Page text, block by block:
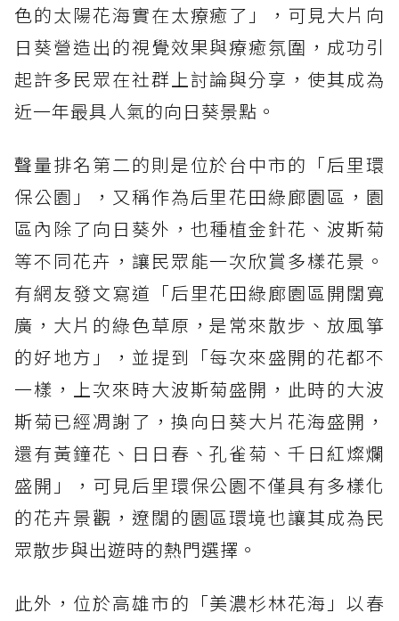
色的太陽花海實在太療癒了」，可見大片向
日葵營造出的視覺效果與療癒氛圍，成功引
起許多民眾在社群上討論與分享，使其成為
近一年最具人氣的向日葵景點。
聲量排名第二的則是位於台中市的「后里環
保公園」，又稱作為后里花田綠廊園區，園
區內除了向日葵外，也種植金針花、波斯菊
等不同花卉，讓民眾能一次欣賞多樣花景。
有網友發文寫道「后里花田綠廊園區開闊寬
廣，大片的綠色草原，是常來散步、放風箏
的好地方」，並提到「每次來盛開的花都不
一樣，上次來時大波斯菊盛開，此時的大波
斯菊已經凋謝了，換向日葵大片花海盛開，
還有黃鐘花、日日春、孔雀菊、千日紅燦爛
盛開」，可見后里環保公園不僅具有多樣化
的花卉景觀，遼闊的園區環境也讓其成為民
眾散步與出遊時的熱門選擇。
此外，位於高雄市的「美濃杉林花海」以春